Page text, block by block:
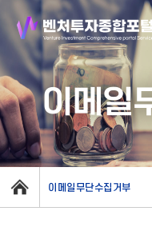
이메일
이메일무단수집거부